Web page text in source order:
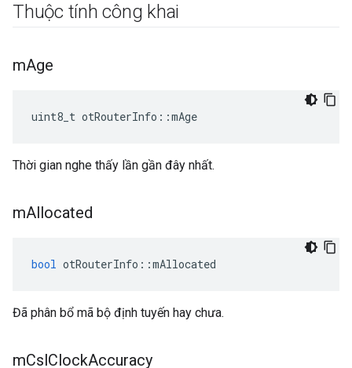
Thuộc tính công khai
mAge
uint8_t otRouterInfo ::mAge
Thời gian nghe thấy lần gần đây nhất.
mAllocated
bool otRouterInfo ::mAllocated
Đã phân bổ mã bộ định tuyến hay chưa.
mCslClockAccuracy